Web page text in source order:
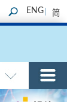
ENG 简